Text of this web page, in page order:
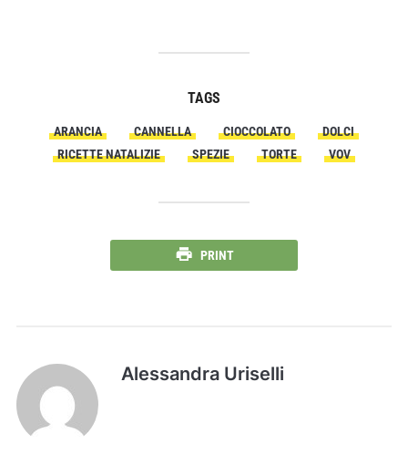
TAGS
ARANCIA CANNELLA CIOCCOLATO
DOLCI
RICETTE NATALIZIE
SPEZIE TORTE VOV
PRINT
Alessandra Uriselli